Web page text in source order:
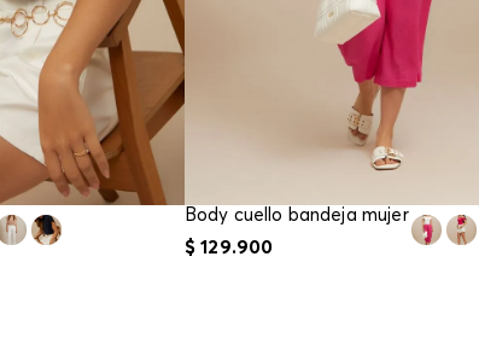
Body cuello bandeja mujer
$ 129.900